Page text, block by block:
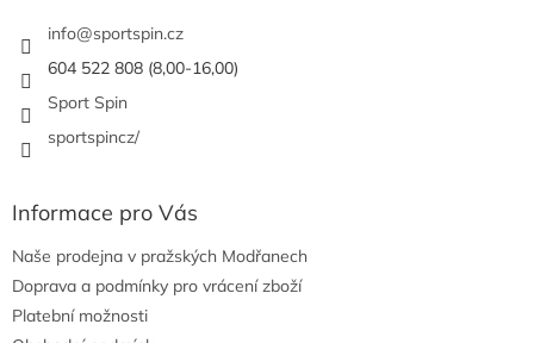
info@sportspin.cz
604 522 808 (8,00-16,00)
Sport Spin
sportspincz/
Informace pro Vás
Naše prodejna v pražských Modřanech
Doprava a podmínky pro vrácení zboží
Platební možnosti